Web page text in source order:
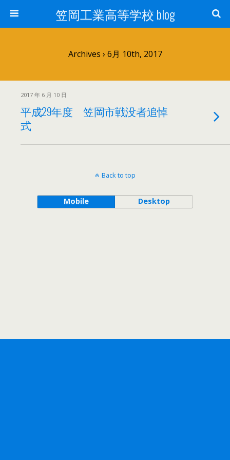
笠岡工業高等学校 blog
Archives › 6月 10th, 2017
2017 年 6 月 10 日
平成29年度 笠岡市戦没者追悼
式
Back to top
Mobile Desktop